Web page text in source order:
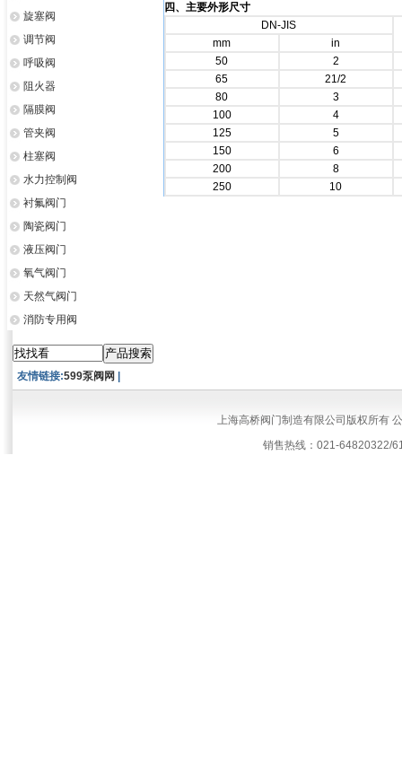
旋塞阀
调节阀
呼吸阀
阻火器
隔膜阀
管夹阀
柱塞阀
水力控制阀
衬氟阀门
陶瓷阀门
液压阀门
氧气阀门
天然气阀门
消防专用阀
四、主要外形尺寸
DN-JIS
mm
in
50
2
65
21/2
80
3
100
4
125
5
150
6
200
8
250
10
友情链接:599泵阀网
上海高桥阀门制造有限公司版权所有
销售热线：021-64820322/